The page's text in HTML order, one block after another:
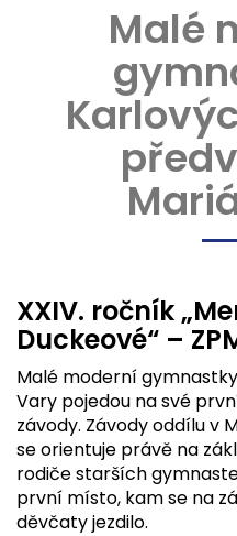
Malé
XXIV. ročník
Duckeové“ –
Malé moderní
Vary pojedou na své
závody. Závody oddílu v
se orientuje právě na
rodiče starších
první místo, kam se na
děvčaty jezdilo.